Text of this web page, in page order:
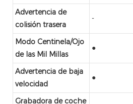
Advertencia de
colisión trasera
-
Modo Centinela/Ojo
de las Mil Millas
●
Advertencia de baja
velocidad
●
Grabadora de coche